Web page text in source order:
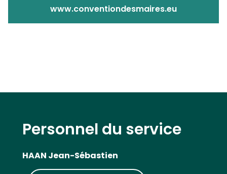
www.conventiondesmaires.eu
Personnel du service
HAAN Jean-Sébastien